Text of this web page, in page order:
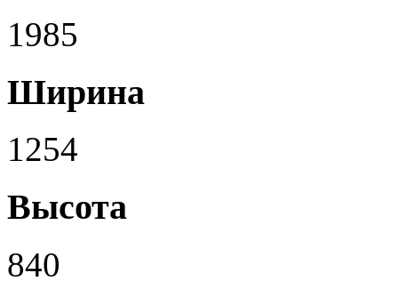
1985
Ширина
1254
Высота
840